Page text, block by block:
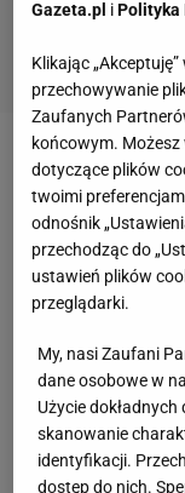
Zobacz wideo
Wideo pochodzi
Więcej emocji i
minucie, dzięki
przed przerwą
Gouiri. Kiedy w
Nabil Alioui
Gazeta.pl iPolityka
Klikając
przechowywanie
Zaufanych
końcowym.
dotyczące plików
twoimi
odnośnik
przechodząc do
ustawień plików
przeglądarki.
My, nasi Zaufani
dane osobowe w
Użycie
skanowanie
identyfikacji.
dostęp do nich.